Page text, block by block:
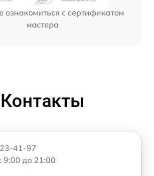
ознакомиться с сертификатом
мастера
Контакты
41-97
9:00 до 21:00